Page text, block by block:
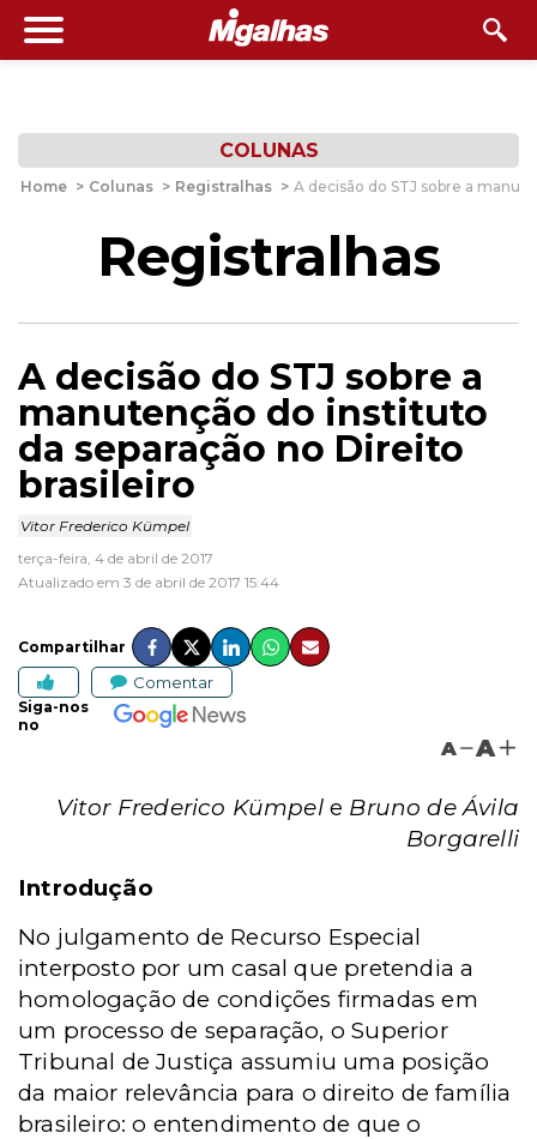
COLUNAS
Home > Colunas > Registralhas > A decisão do STJ sobre a
Registralhas
A decisão do STJ sobre a
manutenção do instituto
da separação no Direito
brasileiro
Vitor Frederico Kümpel
terça-feira, 4 de abril de 2017
Atualizado em 3 de abril de 2017 15:44
Compartilhar
Comentar
Siga-nos
no
A A
Vitor Frederico Kümpel e Bruno de Ávila
Borgarelli
Introdução
No julgamento de Recurso Especial
interposto por um casal que pretendia a
homologação de condições firmadas em
um processo de separação, o Superior
Tribunal de Justiça assumiu uma posição
da maior relevância para o direito de família
brasileiro: o entendimento de que o